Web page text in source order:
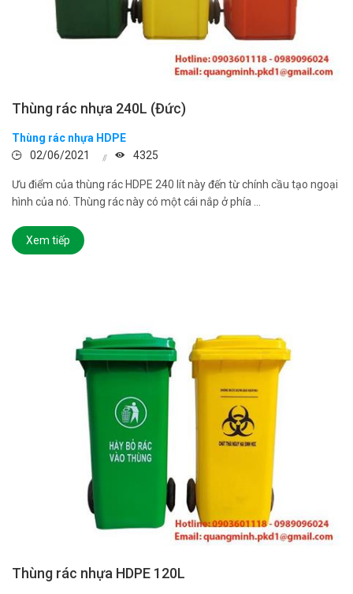
Thùng rác nhựa 240L (Đức)
Thùng rác nhựa HDPE
02/06/2021
4325
Ưu điểm của thùng rác HDPE 240 lít này đến từ chính cầu tạo ngoại
hình của nó. Thùng rác này có một cái nắp ở phía ...
Xem tiếp
Thùng rác nhựa HDPE 120L